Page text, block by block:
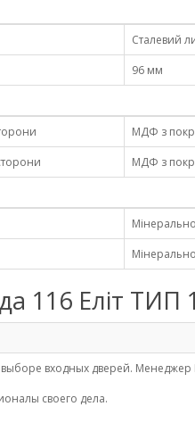
Сталевий
96 мм
МДФ з
МДФ з
116 Еліт
входных дверей. Менеджер
своего дела.